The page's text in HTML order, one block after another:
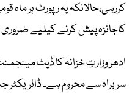
کررہی،حالانکہ یہ رپورٹ ہر
کاجائزہ پیش کرنے کیلیے
ادھر وزارتِ خزانہ کا ڈیٹ
سربراہ سے محروم ہے۔